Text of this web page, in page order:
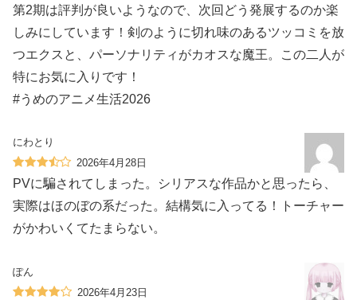
第2期は評判が良いようなので、次回どう発展するのか楽
しみにしています！剣のように切れ味のあるツッコミを放
つエクスと、パーソナリティがカオスな魔王。この二人が
特にお気に入りです！
#うめのアニメ生活2026
にわとり
2026年4月28日
PVに騙されてしまった。シリアスな作品かと思ったら、
実際はほのぼの系だった。結構気に入ってる！トーチャー
がかわいくてたまらない。
ぽん
2026年4月23日